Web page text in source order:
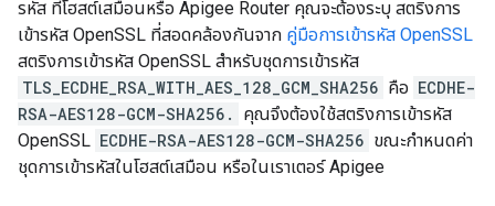
รหัส ที่โฮสต์เสมือนหรือ Apigee Router คุณจะต้องระบุ สตริงการ
เข้ารหัส OpenSSL ที่สอดคล้องกันจาก คู่มือการเข้ารหัส OpenSSL
สตริงการเข้ารหัส OpenSSL สำหรับชุดการเข้ารหัส
TLS_ECDHE_RSA_WITH_AES_128_GCM_SHA256 คือ ECDHE-
RSA-AES128-GCM-SHA256.
คุณจึงต้องใช้สตริงการเข้ารหัส
OpenSSL ECDHE-RSA-AES128-GCM-SHA256 ขณะกำหนดค่า
ชุดการเข้ารหัสในโฮสต์เสมือน หรือในเราเตอร์ Apigee